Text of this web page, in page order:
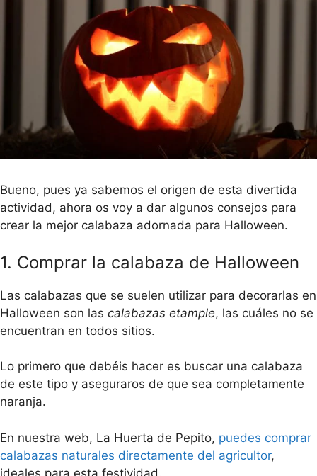
Bueno, pues ya sabemos el origen de esta divertida
actividad, ahora os voy a dar algunos consejos para
crear la mejor calabaza adornada para Halloween.
1. Comprar la calabaza de Halloween
Las calabazas que se suelen utilizar para decorarlas en
Halloween son las calabazas etample, las cuáles no se
encuentran en todos sitios.
Lo primero que debéis hacer es buscar una calabaza
de este tipo y aseguraros de que sea completamente
naranja.
En nuestra web, La Huerta de Pepito, puedes comprar
calabazas naturales directamente del agricultor,
ideales para esta festividad.